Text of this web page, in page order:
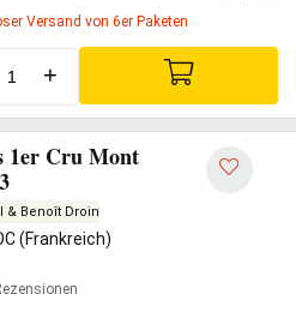
Versand von 6er Paketen
+
1er Cru Mont
& Benoît Droin
(Frankreich)